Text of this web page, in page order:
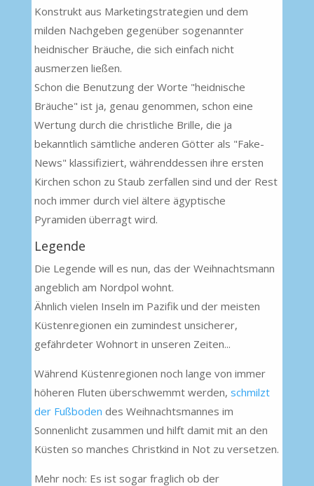
Konstrukt aus Marketingstrategien und dem
milden Nachgeben gegenüber sogenannter
heidnischer Bräuche, die sich einfach nicht
ausmerzen ließen.
Schon die Benutzung der Worte "heidnische
Bräuche" ist ja, genau genommen, schon eine
Wertung durch die christliche Brille, die ja
bekanntlich sämtliche anderen Götter als "Fake-
News" klassifiziert, währenddessen ihre ersten
Kirchen schon zu Staub zerfallen sind und der Rest
noch immer durch viel ältere ägyptische
Pyramiden überragt wird.
Legende
Die Legende will es nun, das der Weihnachtsmann
angeblich am Nordpol wohnt.
Ähnlich vielen Inseln im Pazifik und der meisten
Küstenregionen ein zumindest unsicherer,
gefährdeter Wohnort in unseren Zeiten...
Während Küstenregionen noch lange von immer
höheren Fluten überschwemmt werden, schmilzt
der Fußboden des Weihnachtsmannes im
Sonnenlicht zusammen und hilft damit mit an den
Küsten so manches Christkind in Not zu versetzen.
Mehr noch: Es ist sogar fraglich ob der